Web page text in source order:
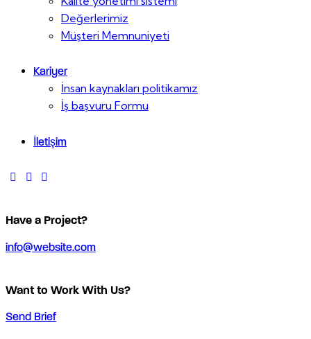
Değerlerimiz
Müşteri Memnuniyeti
Kariyer
İnsan kaynakları politikamız
İş başvuru Formu
İletişim
Have a Project?
info@website.com
Want to Work With Us?
Send Brief